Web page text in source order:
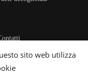
sito web utilizza